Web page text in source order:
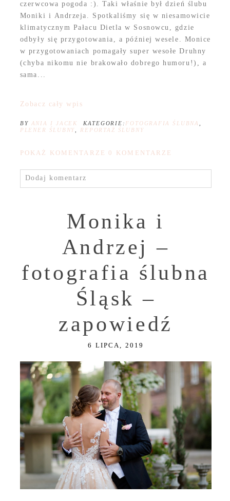
czerwcowa pogoda :). Taki właśnie był dzień ślubu
Moniki i Andrzeja. Spotkaliśmy się w niesamowicie
klimatycznym Pałacu Dietla w Sosnowcu, gdzie
odbyły się przygotowania, a później wesele. Monice
w przygotowaniach pomagały super wesołe Druhny
(chyba nikomu nie brakowało dobrego humoru!), a
sama...
Zobacz cały wpis
BY ANIA I JACEK KATEGORIE: FOTOGRAFIA ŚLUBNA
PLENER ŚLUBNY
REPORTAŻ ŚLUBNY
POKAŻ KOMENTARZE 0 KOMENTARZE
Dodaj komentarz
Monika i
Andrzej –
fotografia ślubna
Śląsk –
zapowiedź
6 LIPCA, 2019